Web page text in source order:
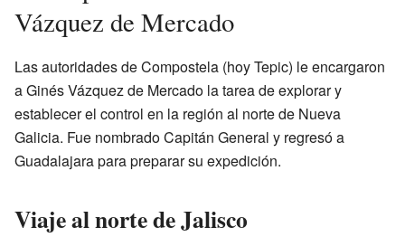
Vázquez de Mercado
Las autoridades de Compostela (hoy Tepic) le encargaron
a Ginés Vázquez de Mercado la tarea de explorar y
establecer el control en la región al norte de Nueva
Galicia. Fue nombrado Capitán General y regresó a
Guadalajara para preparar su expedición.
Viaje al norte de Jalisco